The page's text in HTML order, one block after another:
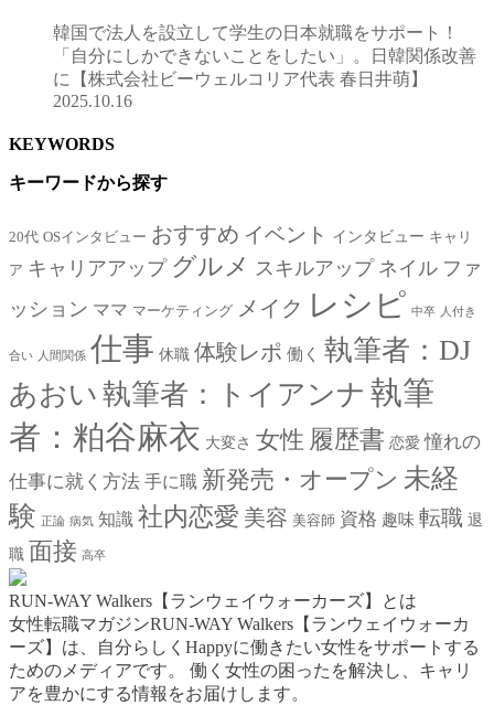
韓国で法人を設立して学生の日本就職をサポート！
「自分にしかできないことをしたい」。日韓関係改善
に【株式会社ビーウェルコリア代表 春日井萌】
2025.10.16
KEYWORDS
キーワードから探す
20代 OSインタビュー おすすめ イベント インタビュー キャリ
ア キャリアアップ グルメ スキルアップ ネイル ファ
ッション ママ マーケティング メイク レシピ 中卒 人付き
合い 人間関係 仕事 休職 体験レポ 働く 執筆者：DJ
あおい 執筆者：トイアンナ 執筆
者：粕谷麻衣 大変さ 女性 履歴書 恋愛 憧れの
仕事に就く方法 手に職 新発売・オープン 未経
験 正論 病気 知識 社内恋愛 美容 美容師 資格 趣味 転職 退
職 面接 高卒
RUN-WAY Walkers【ランウェイウォーカーズ】とは
女性転職マガジンRUN-WAY Walkers【ランウェイウォーカ
ーズ】は、自分らしくHappyに働きたい女性をサポートする
ためのメディアです。
働く女性の困ったを解決し、キャリ
アを豊かにする情報をお届けします。